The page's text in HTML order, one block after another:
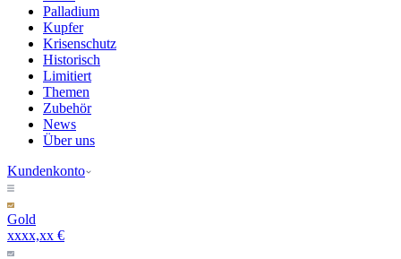
Palladium
Kupfer
Krisenschutz
Historisch
Limitiert
Themen
Zubehör
News
Über uns
Kundenkonto
Gold
xxxx,xx €